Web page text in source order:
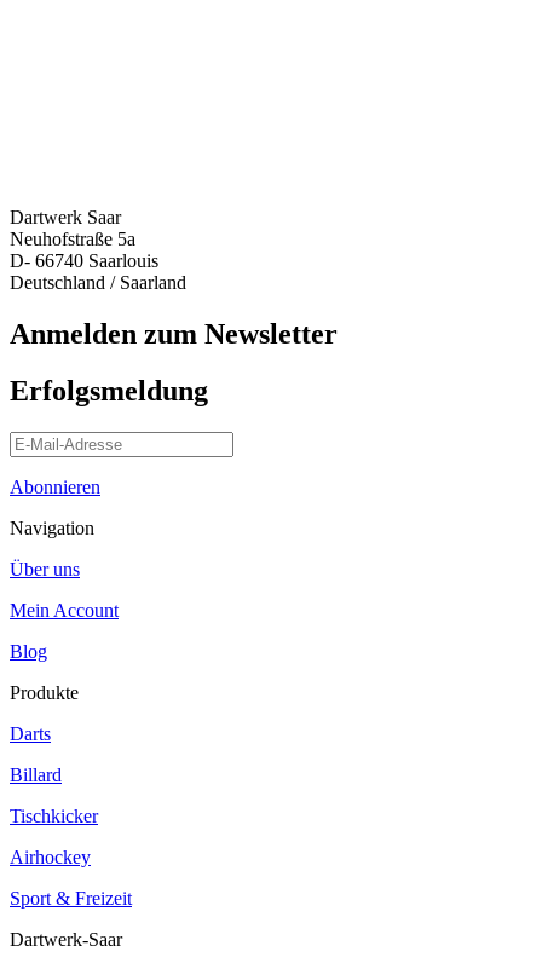
Dartwerk Saar
Neuhofstraße 5a
D- 66740 Saarlouis
Deutschland / Saarland
Anmelden zum Newsletter
Erfolgsmeldung
Abonnieren
Navigation
Über uns
Mein Account
Blog
Produkte
Darts
Billard
Tischkicker
Airhockey
Sport & Freizeit
Dartwerk-Saar